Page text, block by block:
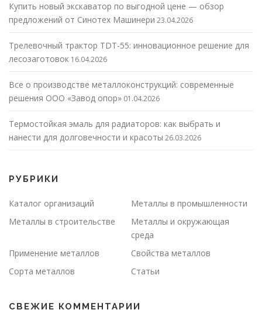
Купить новый экскаватор по выгодной цене — обзор
предложений от Синотех Машинери 23.04.2026
Трелевочный трактор TDT-55: инновационное решение для
лесозаготовок 16.04.2026
Все о производстве металлоконструкций: современные
решения ООО «Завод опор» 01.04.2026
Термостойкая эмаль для радиаторов: как выбрать и
нанести для долговечности и красоты 26.03.2026
РУБРИКИ
Каталог организаций
Металлы в промышленности
Металлы в строительстве
Металлы и окружающая
среда
Применение металлов
Свойства металлов
Сорта металлов
Статьи
СВЕЖИЕ КОММЕНТАРИИ